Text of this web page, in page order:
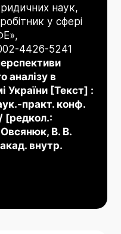
наук,
у сфері
4426-5241
аналізу в
України [Текст] :
практ. конф.
[редкол.:
В. В.
внутр.